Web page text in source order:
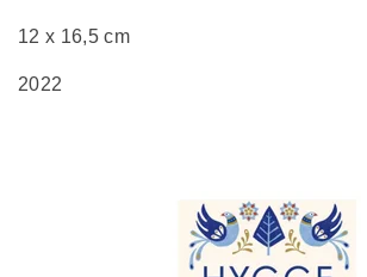
12 x 16,5 cm
2022